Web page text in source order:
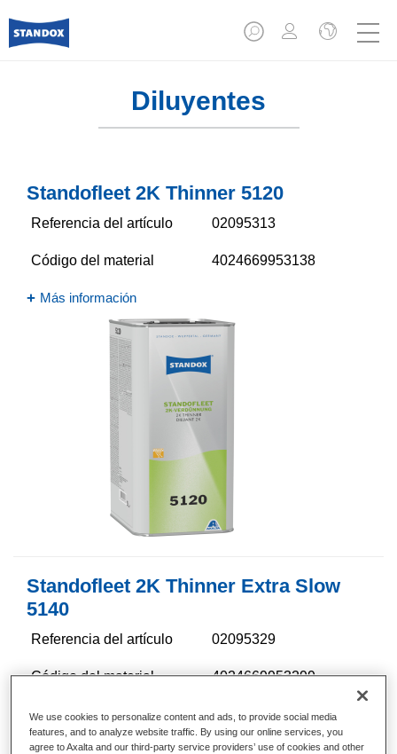
Diluyentes
Standofleet 2K Thinner 5120​
Referencia del artículo 02095313
Código del material 4024669953138
Más información
Standofleet 2K Thinner Extra Slow
5140​
Referencia del artículo 02095329
Código del material 4024669953299
Más información
We use cookies to personalize content and ads, to provide social media
features, and to analyze website traffic. By using our online services, you
agree to Axalta and our third-party service providers’ use of cookies and other